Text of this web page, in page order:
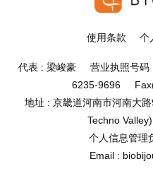
使用条款 个
代表 : 梁峻豪 营业执照号
6235-9696 Fax(
地址 : 京畿道河南市河南大
Techno
个人信息管
Email :